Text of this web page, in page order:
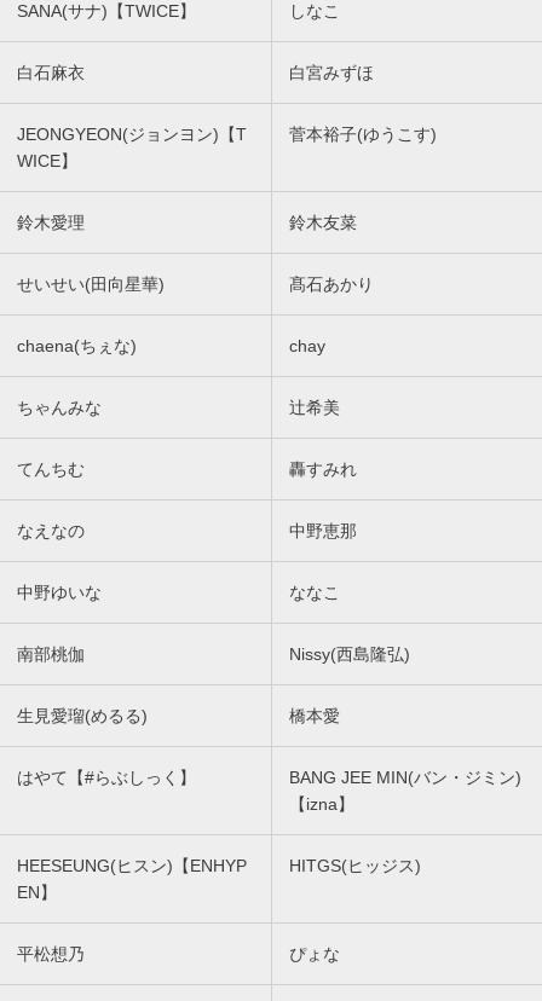
SANA(サナ)【TWICE】 しなこ
白石麻衣 白宮みずほ
JEONGYEON(ジョンヨン)【T
WICE】
菅本裕子(ゆうこす)
鈴木愛理 鈴木友菜
せいせい(田向星華) 髙石あかり
chaena(ちぇな) chay
ちゃんみな 辻希美
てんちむ 轟すみれ
なえなの 中野恵那
中野ゆいな ななこ
南部桃伽 Nissy(西島隆弘)
生見愛瑠(めるる) 橋本愛
はやて【#らぶしっく】
BANG JEE MIN(バン・ジミン)
【izna】
HEESEUNG(ヒスン)【ENHYP
EN】
HITGS(ヒッジス)
平松想乃 ぴょな